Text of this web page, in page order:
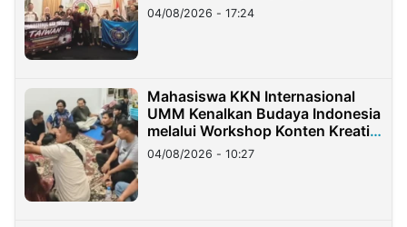
Migran Indonesia di Taiwan
04/08/2026 - 17:24
Mahasiswa KKN Internasional
UMM Kenalkan Budaya Indonesia
melalui Workshop Konten Kreatif
di Taiwan
04/08/2026 - 10:27